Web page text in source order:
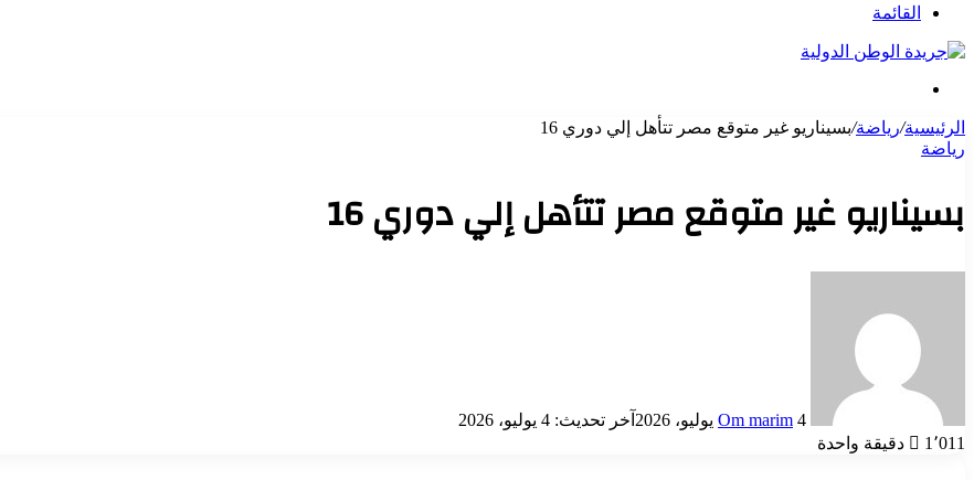
القائمة
الرئيسية/رياضة/بسيناريو غير متوقع مصر تتأهل إلي دوري 16
رياضة
بسيناريو غير متوقع مصر تتأهل إلي دوري 16
Om marim 4 يوليو، 2026
آخر تحديث: 4 يوليو، 2026
1٬011
دقيقة واحدة